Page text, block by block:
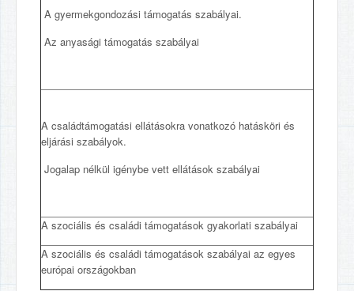
A gyermekgondozási támogatás szabályai.
Az anyasági támogatás szabályai
A családtámogatási ellátásokra vonatkozó hatásköri és
eljárási szabályok.
Jogalap nélkül igénybe vett ellátások szabályai
A szociális és családi támogatások gyakorlati szabályai
A szociális és családi támogatások szabályai az egyes
európai országokban